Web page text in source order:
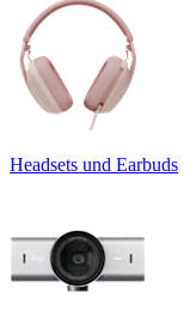
Headsets und Earbuds